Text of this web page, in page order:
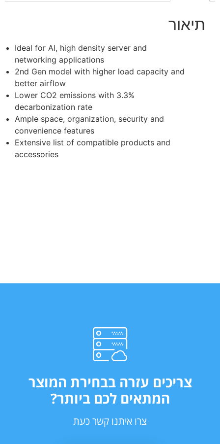
תיאור
Ideal for AI, high density server and
networking applications
2nd Gen model with higher load capacity and
better airflow
Lower CO2 emissions with 3.3%
decarbonization rate
Ample space, organization, security and
convenience features
Extensive list of compatible products and
accessories
צריכים עזרה בבחירת המוצר
המתאים לכם ביותר?
צרו איתנו קשר כעת